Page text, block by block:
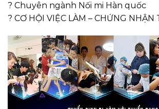
? Chuyên ngành Nối mi Hàn quốc
? CƠ HỘI VIỆC LÀM – CHỨNG NHẬN